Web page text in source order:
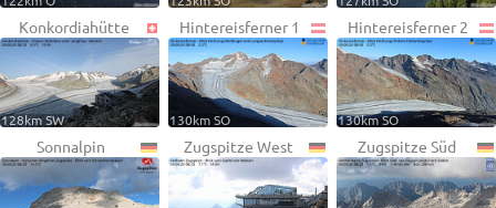
Konkordiahütte
128km SW
Hintereisferner 1
130km SO
Hintereisferner 2
130km SO
Sonnalpin Zugspitze West Zugspitze Süd